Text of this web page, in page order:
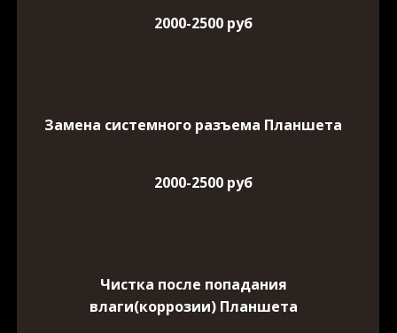
2000-2500 руб
Замена системного разъема Планшета
2000-2500 руб
Чистка после попадания
влаги(коррозии) Планшета